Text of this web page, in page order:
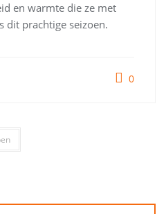
en warmte die ze met
dit prachtige seizoen.
0